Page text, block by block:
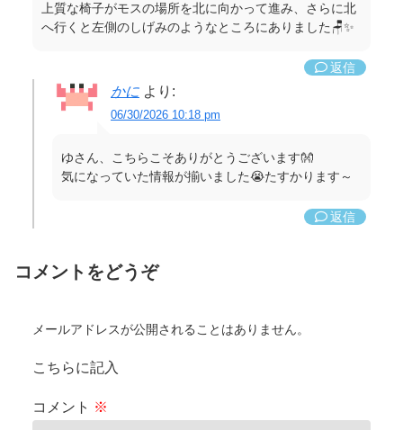
上質な椅子がモスの場所を北に向かって進み、さらに北
へ行くと左側のしげみのようなところにありました🪑✨
返信
かに より:
06/30/2026 10:18 pm
ゆさん、こちらこそありがとうございます👐
気になっていた情報が揃いました😭たすかります～
返信
コメントをどうぞ
メールアドレスが公開されることはありません。
こちらに記入
コメント ※